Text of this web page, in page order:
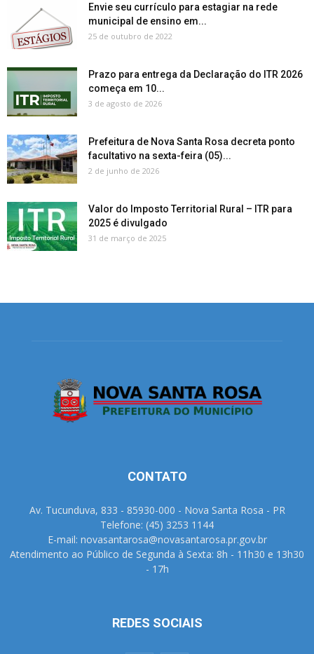
Envie seu currículo para estagiar na rede
municipal de ensino em...
25 de outubro de 2022
Prazo para entrega da Declaração do ITR 2026
começa em 10...
3 de agosto de 2026
Prefeitura de Nova Santa Rosa decreta ponto
facultativo na sexta-feira (05)...
2 de junho de 2026
Valor do Imposto Territorial Rural – ITR para
2025 é divulgado
31 de março de 2025
CONTATO
Av. Tucunduva, 833 - 85930-000 - Nova Santa Rosa - PR
Telefone: (45) 3253 1144
E-mail: novasantarosa@novasantarosa.pr.gov.br
Atendimento ao Público de Segunda à Sexta: 8h - 11h30 e 13h30
- 17h
REDES SOCIAIS